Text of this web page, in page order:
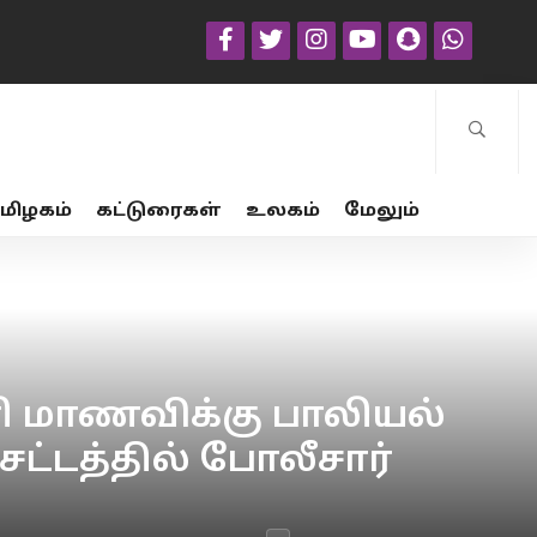
கட்டுரைகள் உலகம் மேலும்
மாணவிக்கு பாலியல்
போலீசார்